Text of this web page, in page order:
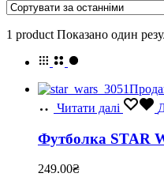
1 product Показано один
Читати далі
Футболка STAR
249.00₴